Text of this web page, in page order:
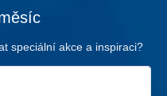
speciální akce a inspiraci?